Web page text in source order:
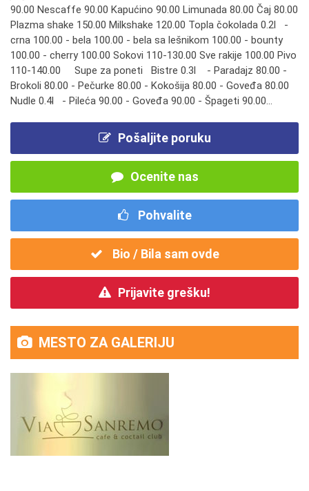
90.00 Nescaffe 90.00 Kapućino 90.00 Limunada 80.00 Čaj 80.00
Plazma shake 150.00 Milkshake 120.00 Topla čokolada 0.2l -
crna 100.00 - bela 100.00 - bela sa lešnikom 100.00 - bounty
100.00 - cherry 100.00 Sokovi 110-130.00 Sve rakije 100.00 Pivo
110-140.00 Supe za poneti Bistre 0.3l - Paradajz 80.00 -
Brokoli 80.00 - Pečurke 80.00 - Kokošija 80.00 - Goveđa 80.00
Nudle 0.4l - Pileća 90.00 - Goveđa 90.00 - Špageti 90.00...
Pošaljite poruku
Ocenite nas
Pohvalite
Bio / Bila sam ovde
Prijavite grešku!
MESTO ZA GALERIJU